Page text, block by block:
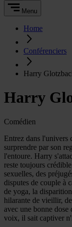
Menu
Home
Conférenciers
Harry
Harry
Comédien
Entrez dans l'univers
surprendre par son
l'entoure. Harry
reste toujours
sexuelles, des
disputes de couple à
de yoga, la
hilarante de vieillir,
avec une bonne
voix, il sait captiver